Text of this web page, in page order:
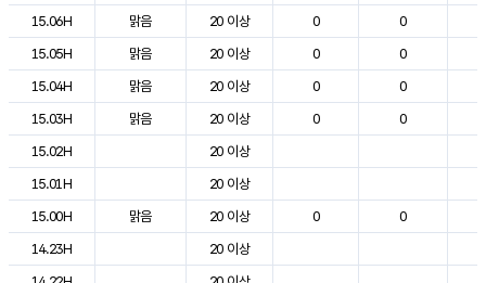
15.06H
맑음 20 이상 0 0
15.05H
맑음 20 이상 0 0
15.04H
맑음 20 이상 0 0
15.03H
맑음 20 이상 0 0
15.02H
20 이상
15.01H
20 이상
15.00H
맑음 20 이상 0 0
14.23H
20 이상